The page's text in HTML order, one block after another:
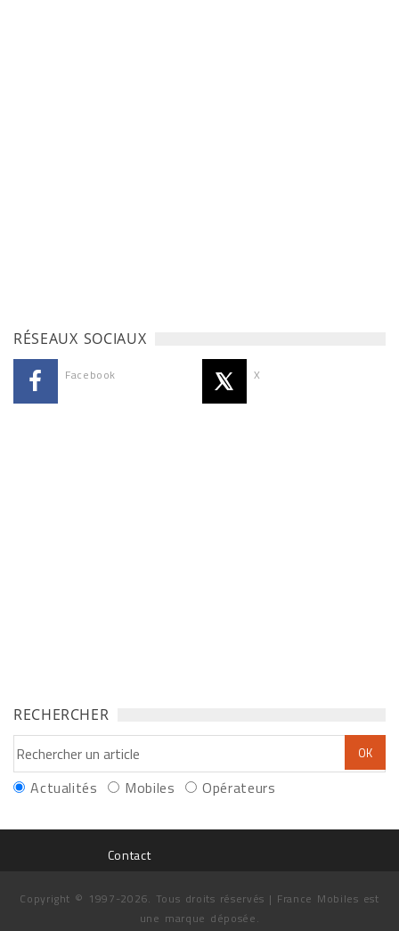
RÉSEAUX SOCIAUX
Facebook X
RECHERCHER
Actualités Mobiles Opérateurs
Contact
Copyright © 1997-2026. Tous droits réservés | France Mobiles est
une marque déposée.